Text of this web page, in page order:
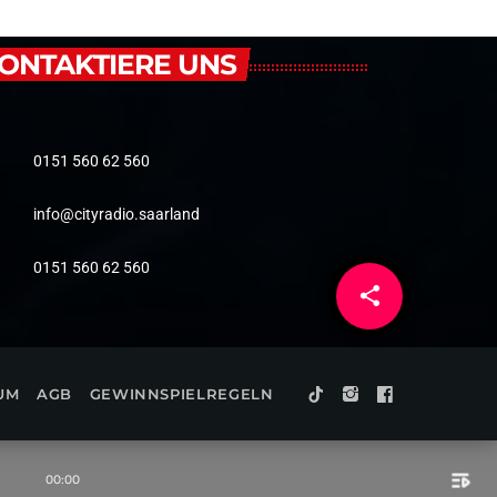
00:00 playlist_play
share
email
UNS
0151 560 62 560
info@cityradio.saarland
0151 560 62 560
AGB GEWINNSPIELREGELN